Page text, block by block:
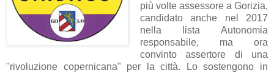
più volte assessore a Gorizia,
candidato anche nel 2017
nella lista Autonomia
responsabile, ma ora
convinto assertore di una
"rivoluzione copernicana" per la città. Lo sostengono in